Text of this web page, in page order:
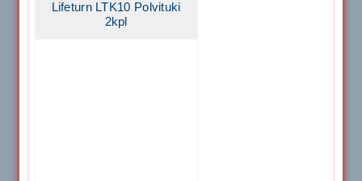
Lifeturn LTK10 Polvituki
2kpl